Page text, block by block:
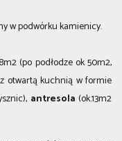
w podwórku kamienicy.
(po podłodze ok 50m2,
otwartą kuchnią w formie
antresola (ok.13m2